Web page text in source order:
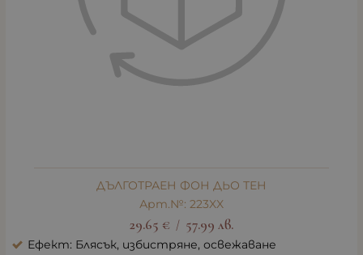
ДЪЛГОТРАЕН ФОН ДЬО ТЕН
Арт.№: 223XX
29.65 € / 57.99 лв.
Ефект: Блясък, избистряне, освежаване